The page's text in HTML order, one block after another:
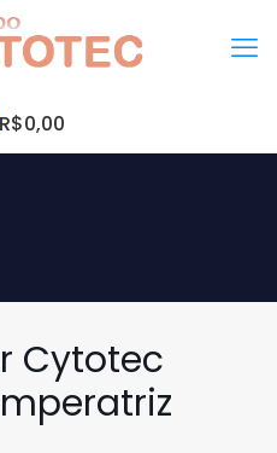
R$0,00
Cytotec